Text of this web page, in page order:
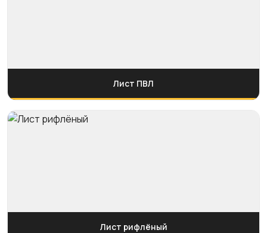
Лист ПВЛ
Лист рифлёный